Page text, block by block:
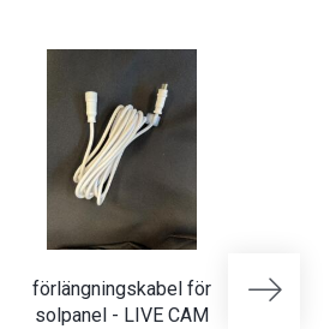
förlängningskabel för
solpanel - LIVE CAM
Batteri